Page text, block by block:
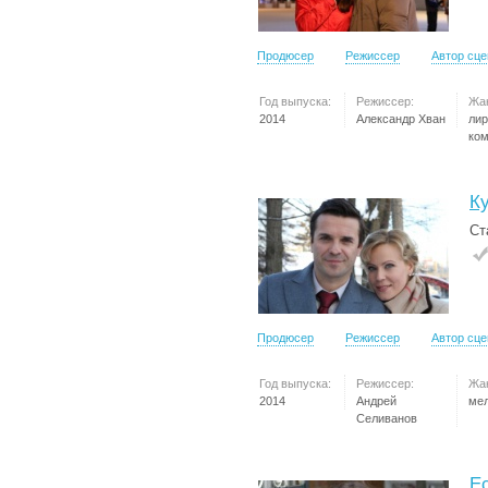
Продюсер Режиссер Автор
Год выпуска:
2014
Режиссер:
Александр Хван
Продюсер Режиссер Автор
Год выпуска:
2014
Режиссер:
Андрей
Селиванов